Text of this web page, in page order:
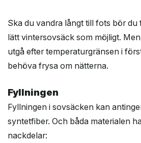
Ska du vandra långt till fots bör du
lätt vintersovsäck som möjligt.
utgå efter temperaturgränsen i
behöva frysa om nätterna.
Fyllningen
Fyllningen i sovsäcken kan
syntetfiber. Och båda materialen
nackdelar: